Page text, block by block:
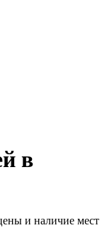
в
и наличие мест